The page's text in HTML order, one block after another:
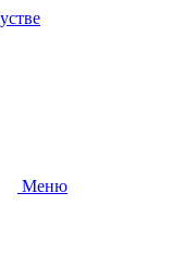
Меню